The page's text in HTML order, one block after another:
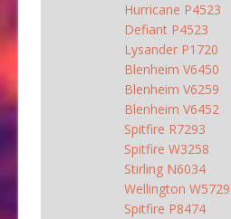
Hurricane P4523
Defiant P4523
Lysander P1720
Blenheim V6450
Blenheim V6259
Blenheim V6452
Spitfire R7293
Spitfire W3258
Stirling N6034
Wellington W5729
Spitfire P8474